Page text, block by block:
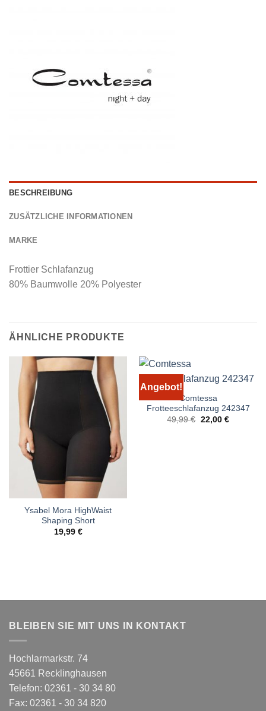
BESCHREIBUNG
ZUSÄTZLICHE INFORMATIONEN
MARKE
Frottier Schlafanzug
80% Baumwolle 20% Polyester
ÄHNLICHE PRODUKTE
Ysabel Mora HighWaist
Shaping Short
19,99 €
Angebot!
Comtessa
Frotteeschlafanzug 242347
49,99€ Ursprünglicher
22,00 €Aktueller
BLEIBEN SIE MIT UNS IN KONTAKT
Hochlarmarkstr. 74
45661 Recklinghausen
Telefon: 02361 - 30 34 80
Fax: 02361 - 30 34 820